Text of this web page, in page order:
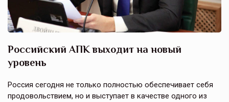
Российский АПК выходит на новый
уровень
Россия сегодня не только полностью обеспечивает себя
продовольствием, но и выступает в качестве одного из